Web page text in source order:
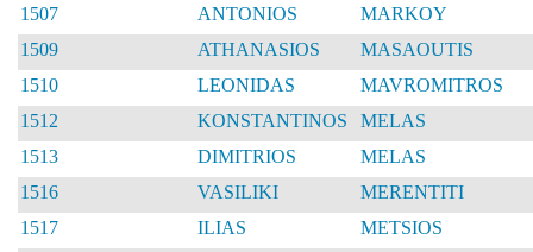
1507
ANTONIOS
MARKOY
1509
ATHANASIOS
MASAOUTIS
1510
LEONIDAS
MAVROMITROS
1512
KONSTANTINOS
MELAS
1513
DIMITRIOS
MELAS
1516
VASILIKI
MERENTITI
1517
ILIAS
METSIOS